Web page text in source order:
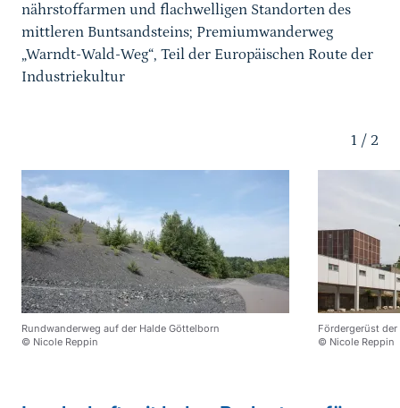
nährstoffarmen und flachwelligen Standorten des
mittleren Buntsandsteins; Premiumwanderweg
„Warndt-Wald-Weg“, Teil der Europäischen Route der
Industriekultur
1 / 2
Rundwanderweg auf der Halde Göttelborn
© Nicole Reppin
Fördergerüst
© Nicole Reppin